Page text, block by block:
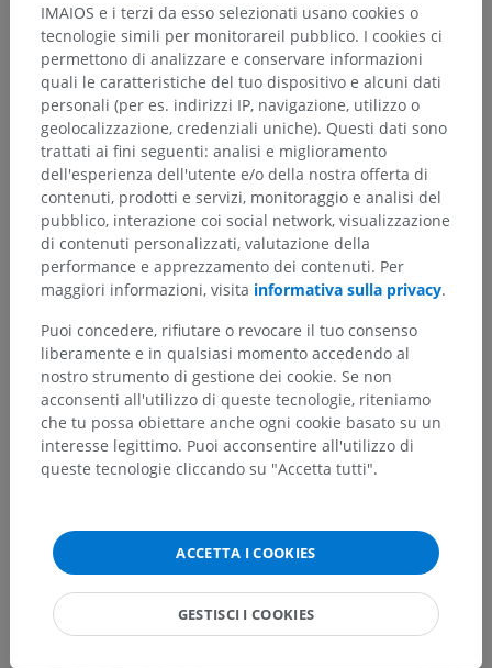
Gerarchia anatomica
Anatomia umana 2
Corpo umano> Sistemi integrativi>
Apparato cardiovascolare> Arterie sistemiche>
Arteria succlavia> Arteria vertebrale>
Rami meningei dell'arteria vertebrale
Anatomia umana 1
IMAIOS e i terzi da esso selezionati usano cookies o
tecnologie simili per monitorareil pubblico. I cookies ci
permettono di analizzare e conservare informazioni
quali le caratteristiche del tuo dispositivo e alcuni dati
personali (per es. indirizzi IP, navigazione, utilizzo o
geolocalizzazione, credenziali uniche). Questi dati sono
trattati ai fini seguenti: analisi e miglioramento
dell'esperienza dell'utente e/o della nostra offerta di
contenuti, prodotti e servizi, monitoraggio e analisi del
pubblico, interazione coi social network, visualizzazione
di contenuti personalizzati, valutazione della
performance e apprezzamento dei contenuti. Per
maggiori informazioni, visita informativa sulla privacy.
Puoi concedere, rifiutare o revocare il tuo consenso
liberamente e in qualsiasi momento accedendo al
nostro strumento di gestione dei cookie. Se non
acconsenti all'utilizzo di queste tecnologie, riteniamo
che tu possa obiettare anche ogni cookie basato su un
interesse legittimo. Puoi acconsentire all'utilizzo di
queste tecnologie cliccando su "Accetta tutti".
ACCETTA I COOKIES
GESTISCI I COOKIES